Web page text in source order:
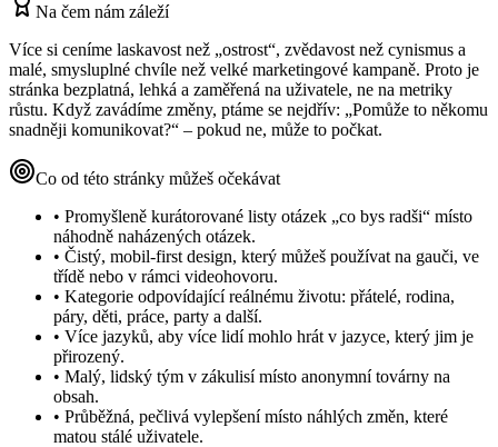
Na čem nám záleží
Více si ceníme laskavost než „ostrost“, zvědavost než cynismus a
malé, smysluplné chvíle než velké marketingové kampaně. Proto je
stránka bezplatná, lehká a zaměřená na uživatele, ne na metriky
růstu. Když zavádíme změny, ptáme se nejdřív: „Pomůže to někomu
snadněji komunikovat?“ – pokud ne, může to počkat.
Co od této stránky můžeš očekávat
• Promyšleně kurátorované listy otázek „co bys radši“ místo
náhodně naházených otázek.
• Čistý, mobil-first design, který můžeš používat na gauči, ve
třídě nebo v rámci videohovoru.
• Kategorie odpovídající reálnému životu: přátelé, rodina,
páry, děti, práce, party a další.
• Více jazyků, aby více lidí mohlo hrát v jazyce, který jim je
přirozený.
• Malý, lidský tým v zákulisí místo anonymní továrny na
obsah.
• Průběžná, pečlivá vylepšení místo náhlých změn, které
matou stálé uživatele.